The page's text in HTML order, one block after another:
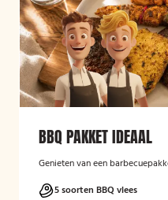
BBQ PAKKET IDEAAL
Genieten van een
5 soorten BBQ vlees